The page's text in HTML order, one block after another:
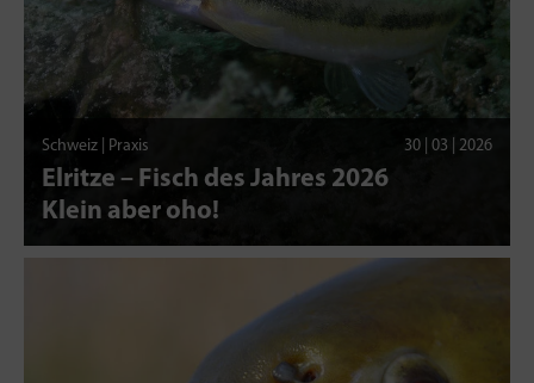
Schweiz | Praxis 30 | 03 | 2026
Elritze – Fisch des Jahres 2026
Klein aber oho!